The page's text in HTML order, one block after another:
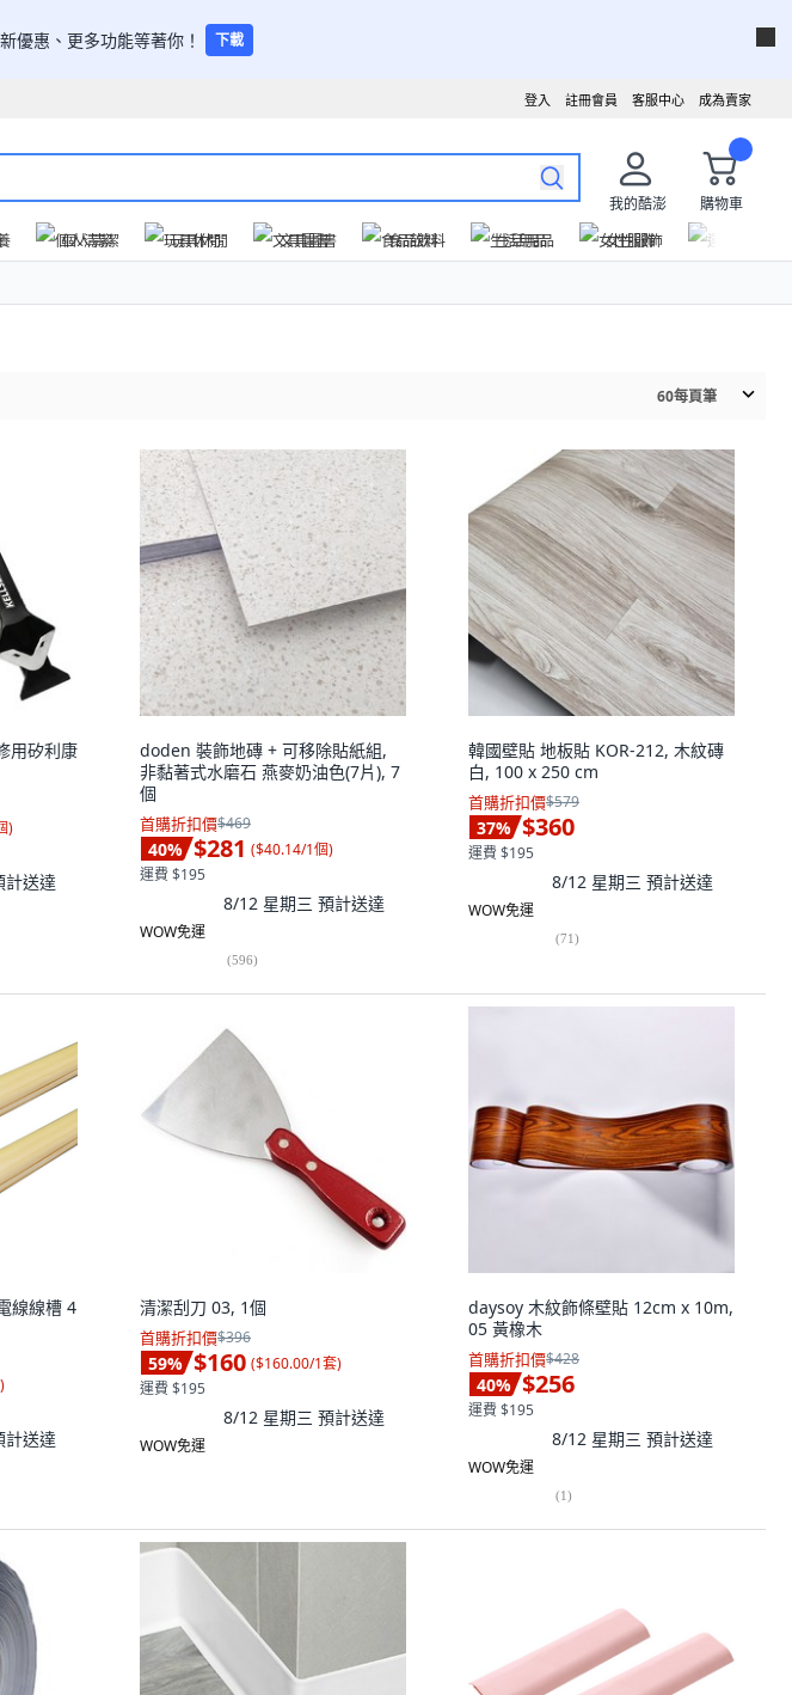
優惠、更多功能等著你！ 下載
成為賣家
客服中心
註冊會員
登入
我的酷澎
購物車
個人清潔 玩具休閒 文具圖書 食品飲料 生活用品 女性服飾
60每頁筆
用矽利康
)
計送達
doden 裝飾地磚 + 可移除貼紙組,
非黏著式水磨石 燕麥奶油色(7片), 7
個
首購折扣價$469
40% $281 ($40.14/1個)
運費 $195
8/12 星期三 預計送達
WOW免運
(596)
韓國壁貼 地板貼 KOR-212, 木紋磚
白, 100 x 250 cm
首購折扣價$579
37% $360
運費 $195
8/12 星期三 預計送達
WOW免運
(71)
線線槽 4
)
計送達
清潔刮刀 03, 1個
首購折扣價$396
59% $160 ($160.00/1套)
運費 $195
8/12 星期三 預計送達
WOW免運
daysoy 木紋飾條壁貼 12cm x 10m,
05 黃橡木
首購折扣價$428
40% $256
運費 $195
8/12 星期三 預計送達
WOW免運
(1)